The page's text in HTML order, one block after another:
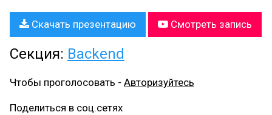
Скачать презентацию Смотреть запись
Секция: Backend
Чтобы проголосовать - Авторизуйтесь
Поделиться в соц.сетях